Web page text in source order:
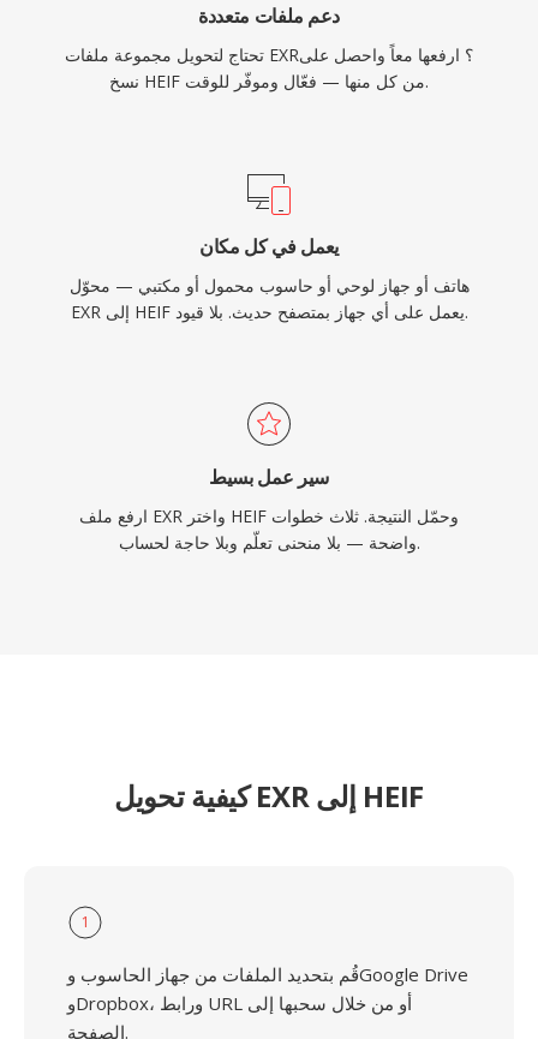
دعم ملفات متعددة
تحتاج لتحويل مجموعة ملفات EXR؟ ارفعها معاً واحصل على
نسخ HEIF من كل منها — فعّال وموفّر للوقت.
يعمل في كل مكان
هاتف أو جهاز لوحي أو حاسوب محمول أو مكتبي — محوّل
EXR إلى HEIF يعمل على أي جهاز بمتصفح حديث. بلا قيود.
سير عمل بسيط
ارفع ملف EXR واختر HEIF وحمّل النتيجة. ثلاث خطوات
واضحة — بلا منحنى تعلّم وبلا حاجة لحساب.
كيفية تحويل EXR إلى HEIF
1
قُم بتحديد الملفات من جهاز الحاسوب وGoogle Drive
وDropbox، ورابط URL أو من خلال سحبها إلى
الصفحة.